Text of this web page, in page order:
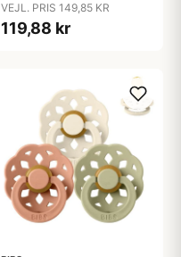
Collection
VEJL. PRIS 149,85 KR
119,88 kr